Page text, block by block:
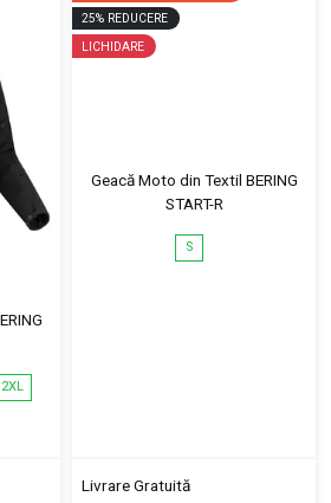
2XL
25% REDUCERE
LICHIDARE
Geacă Moto din Textil BERING
START-R
S
Livrare Gratuită